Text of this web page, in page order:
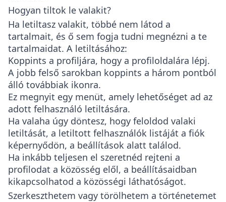
Hogyan tiltok le valakit?
Ha letiltasz valakit, többé nem látod a
tartalmait, és ő sem fogja tudni megnézni a te
tartalmaidat. A letiltásához:
Koppints a profiljára, hogy a profiloldalára lépj.
A jobb felső sarokban koppints a három pontból
álló továbbiak ikonra.
Ez megnyit egy menüt, amely lehetőséget ad az
adott felhasználó letiltására.
Ha valaha úgy döntesz, hogy feloldod valaki
letiltását, a letiltott felhasználók listáját a fiók
képernyődön, a beállítások alatt találod.
Ha inkább teljesen el szeretnéd rejteni a
profilodat a közösség elől, a beállításaidban
kikapcsolhatod a közösségi láthatóságot.
Szerkeszthetem vagy törölhetem a történetemet